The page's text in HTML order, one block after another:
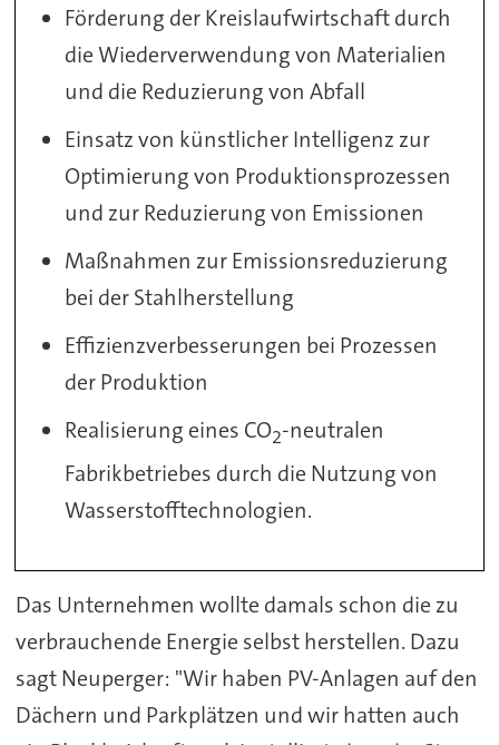
Förderung der Kreislaufwirtschaft durch
die Wiederverwendung von Materialien
und die Reduzierung von Abfall
Einsatz von künstlicher Intelligenz zur
Optimierung von Produktionsprozessen
und zur Reduzierung von Emissionen
Maßnahmen zur Emissionsreduzierung
bei der Stahlherstellung
Effizienzverbesserungen bei Prozessen
der Produktion
Realisierung eines CO2-neutralen
Fabrikbetriebes durch die Nutzung von
Wasserstofftechnologien.
Das Unternehmen wollte damals schon die zu
verbrauchende Energie selbst herstellen. Dazu
sagt Neuperger: "Wir haben PV-Anlagen auf den
Dächern und Parkplätzen und wir hatten auch